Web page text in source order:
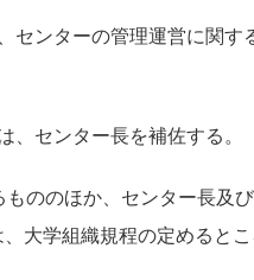
センターの管理運営に関す
センター長を補佐する。
ののほか、センター長及
大学組織規程の定めるとこ